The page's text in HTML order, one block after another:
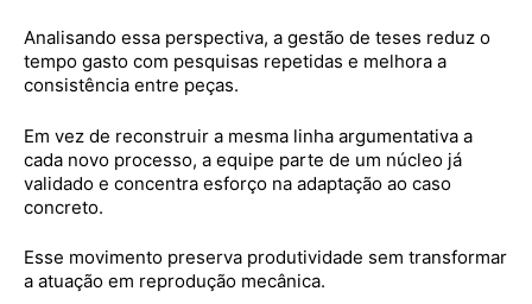
Analisando essa perspectiva, a gestão de teses reduz o
tempo gasto com pesquisas repetidas e melhora a
consistência entre peças.
Em vez de reconstruir a mesma linha argumentativa a
cada novo processo, a equipe parte de um núcleo já
validado e concentra esforço na adaptação ao caso
concreto.
Esse movimento preserva produtividade sem transformar
a atuação em reprodução mecânica.